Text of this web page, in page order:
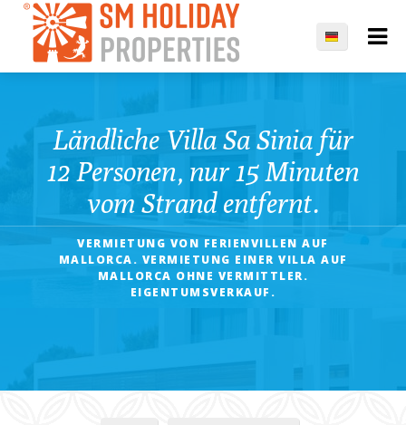
Ländliche Villa Sa Sinia für
12 Personen, nur 15 Minuten
vom Strand entfernt.
VERMIETUNG VON FERIENVILLEN AUF
MALLORCA. VERMIETUNG EINER VILLA AUF
MALLORCA OHNE VERMITTLER.
EIGENTUMSVERKAUF.